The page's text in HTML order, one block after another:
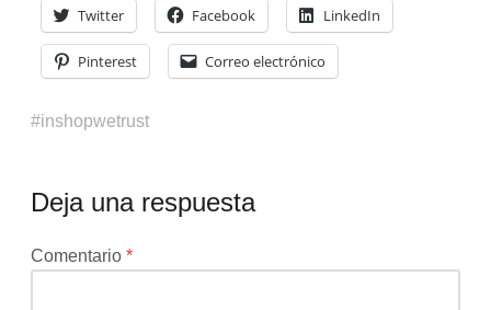
Twitter Facebook LinkedIn
Pinterest Correo electrónico
inshopwetrust
Deja una respuesta
Tu
Comentario*